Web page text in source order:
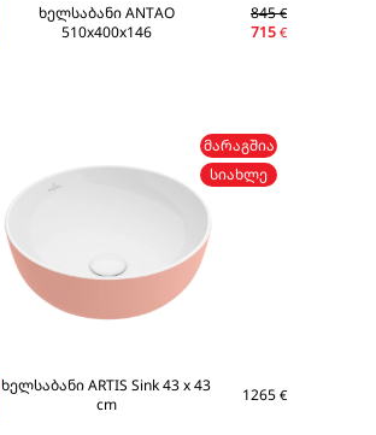
ხელსაბანი ANTAO
510x400x146
845€
715 €
ᲛᲐᲠᲐᲒᲨᲘᲐ
ᲡᲘᲐᲮᲚᲔ
ხელსაბანი ARTIS Sink 43 x 43
cm
1265 €